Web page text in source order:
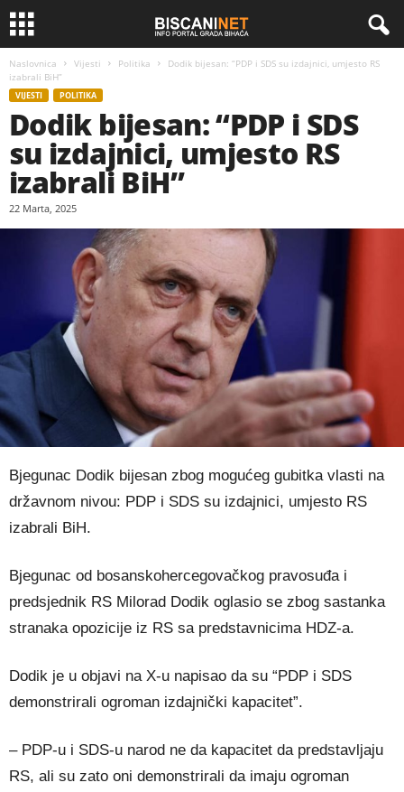
Naslovnica Vijesti Politika
Dodik bijesan: “PDP i SDS su izdajnici, umjesto RS
izabrali BiH”
VIJESTI POLITIKA
Dodik bijesan: “PDP i SDS
su izdajnici, umjesto RS
izabrali BiH”
22 Marta, 2025
Bjegunac Dodik bijesan zbog mogućeg gubitka vlasti na
državnom nivou: PDP i SDS su izdajnici, umjesto RS
izabrali BiH.
Bjegunac od bosanskohercegovačkog pravosuđa i
predsjednik RS Milorad Dodik oglasio se zbog sastanka
stranaka opozicije iz RS sa predstavnicima HDZ-a.
Dodik je u objavi na X-u napisao da su “PDP i SDS
demonstrirali ogroman izdajnički kapacitet”.
– PDP-u i SDS-u narod ne da kapacitet da predstavljaju
RS, ali su zato oni demonstrirali da imaju ogroman